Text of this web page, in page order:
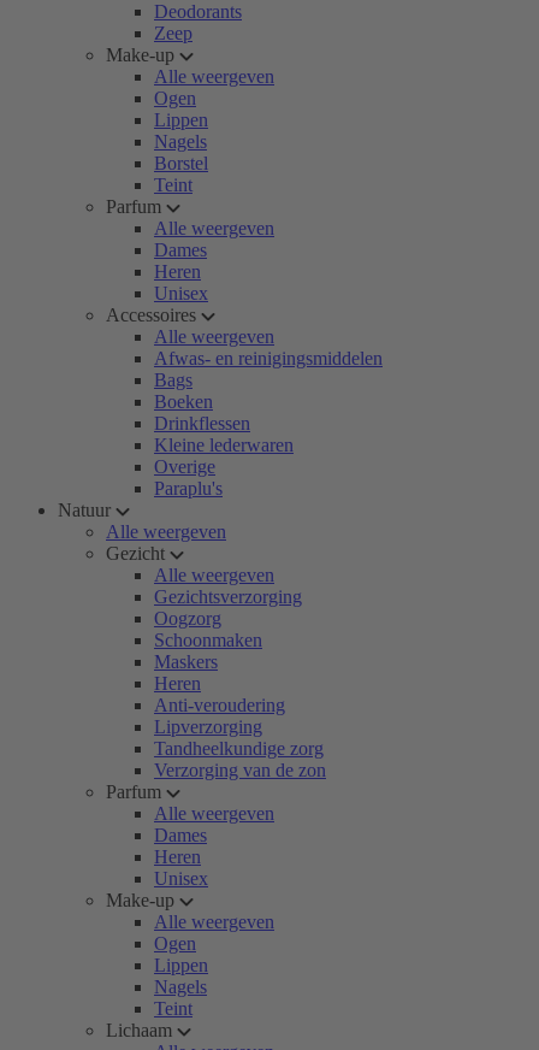
Deodorants
Zeep
Make-up
Alle weergeven
Ogen
Lippen
Nagels
Borstel
Teint
Parfum
Alle weergeven
Dames
Heren
Unisex
Accessoires
Alle weergeven
Afwas- en reinigingsmiddelen
Bags
Boeken
Drinkflessen
Kleine lederwaren
Overige
Paraplu's
Natuur
Alle weergeven
Gezicht
Alle weergeven
Gezichtsverzorging
Oogzorg
Schoonmaken
Maskers
Heren
Anti-veroudering
Lipverzorging
Tandheelkundige zorg
Verzorging van de zon
Parfum
Alle weergeven
Dames
Heren
Unisex
Make-up
Alle weergeven
Ogen
Lippen
Nagels
Teint
Lichaam